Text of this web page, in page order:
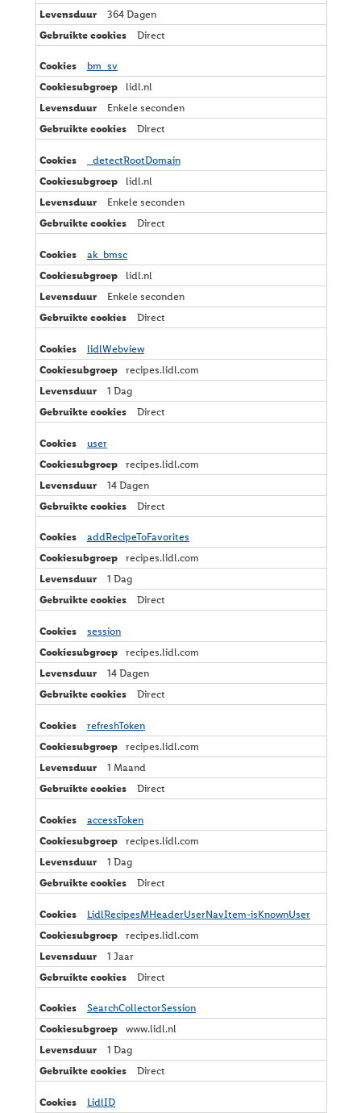
364 Dagen
Direct
bm_sv
lidl.nl
Enkele seconden
Direct
_detectRootDomain
lidl.nl
Enkele seconden
Direct
ak_bmsc
lidl.nl
Enkele seconden
Direct
lidlWebview
recipes.lidl.com
1 Dag
Direct
user
recipes.lidl.com
14 Dagen
Direct
addRecipeToFavorites
recipes.lidl.com
1 Dag
Direct
session
recipes.lidl.com
14 Dagen
Direct
refreshToken
recipes.lidl.com
1 Maand
Direct
accessToken
recipes.lidl.com
1 Dag
Direct
LidlRecipesMHeaderUserNavItem-isKnownUser
recipes.lidl.com
1 Jaar
Direct
SearchCollectorSession
www.lidl.nl
1 Dag
Direct
LidlID